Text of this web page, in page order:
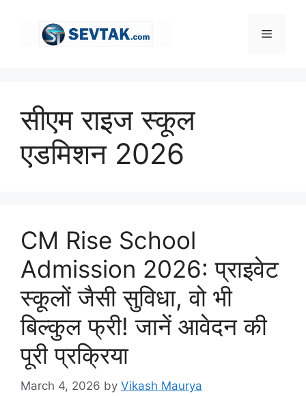
Menu
सीएम राइज स्कूल
एडमिशन 2026
CM Rise School
Admission 2026: प्राइवेट
स्कूलों जैसी सुविधा, वो भी
बिल्कुल फ्री! जानें आवेदन की
पूरी प्रक्रिया
March 4, 2026 by Vikash Maurya